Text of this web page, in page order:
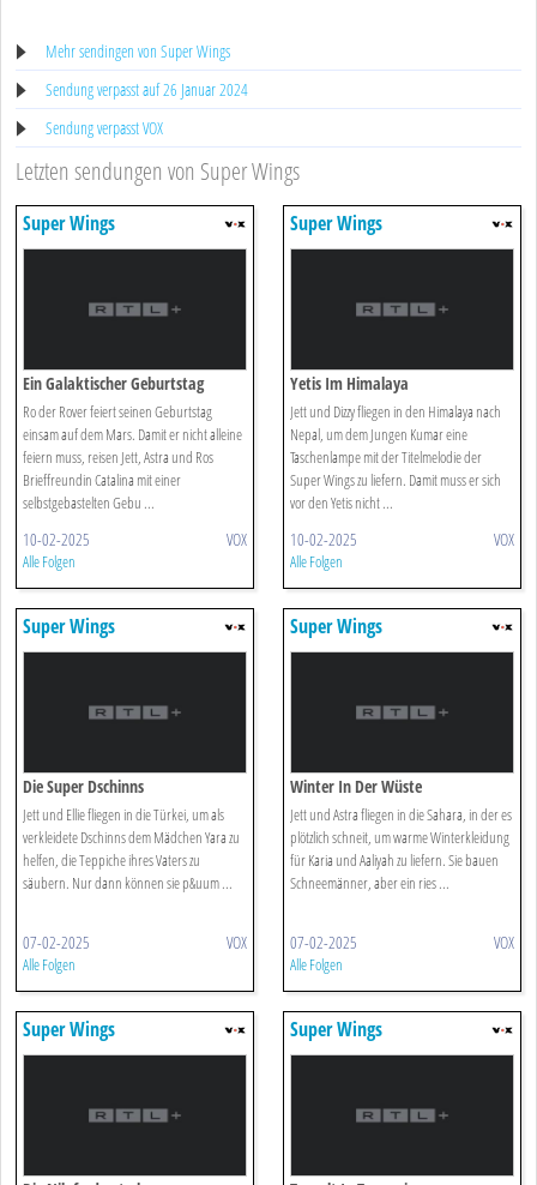
Mehr sendingen von Super Wings
Sendung verpasst auf 26 Januar 2024
Sendung verpasst VOX
Letzten sendungen von Super Wings
Super Wings
Ein Galaktischer Geburtstag
Ro der Rover feiert seinen Geburtstag
einsam auf dem Mars. Damit er nicht alleine
feiern muss, reisen Jett, Astra und Ros
Brieffreundin Catalina mit einer
selbstgebastelten Gebu ...
10-02-2025 VOX
Alle Folgen
Super Wings
Yetis Im Himalaya
Jett und Dizzy fliegen in den Himalaya nach
Nepal, um dem Jungen Kumar eine
Taschenlampe mit der Titelmelodie der
Super Wings zu liefern. Damit muss er sich
vor den Yetis nicht ...
10-02-2025 VOX
Alle Folgen
Super Wings
Die Super Dschinns
Jett und Ellie fliegen in die Türkei, um als
verkleidete Dschinns dem Mädchen Yara zu
helfen, die Teppiche ihres Vaters zu
säubern. Nur dann können sie p&uum ...
07-02-2025 VOX
Alle Folgen
Super Wings
Winter In Der Wüste
Jett und Astra fliegen in die Sahara, in der es
plötzlich schneit, um warme Winterkleidung
für Karia und Aaliyah zu liefern. Sie bauen
Schneemänner, aber ein ries ...
07-02-2025 VOX
Alle Folgen
Super Wings Super Wings